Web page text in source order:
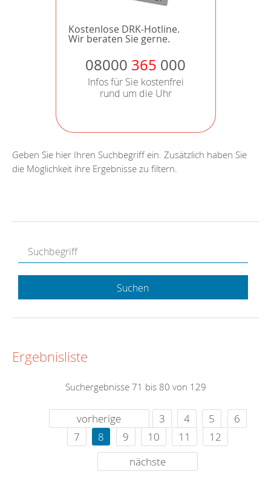
Kostenlose DRK-Hotline.
Wir beraten Sie gerne.
08000 365 000
Infos für Sie kostenfrei
rund um die Uhr
Geben Sie hier Ihren Suchbegriff ein. Zusätzlich haben Sie
die Möglichkeit ihre Ergebnisse zu filtern.
Suchen
Ergebnisliste
Suchergebnisse 71 bis 80 von 129
vorherige 3 4 5
6
7
8 9 10 11
12
nächste